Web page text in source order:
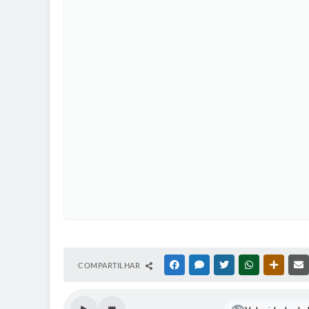
COMPARTILHAR FACEBOOKMESSENGER
TWITTERWHATSAPP